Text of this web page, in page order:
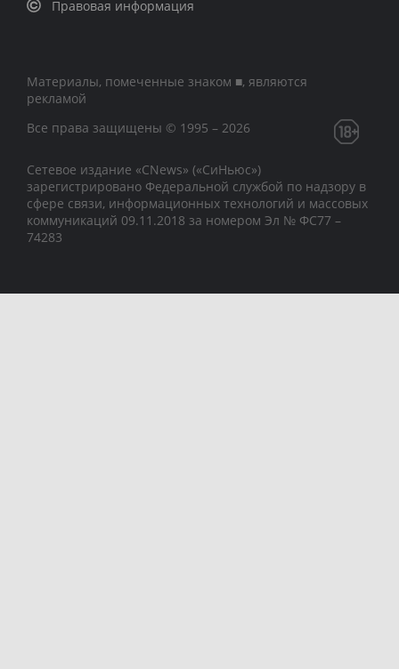
Правовая информация
Материалы, помеченные знаком ■, являются
рекламой
Все права защищены © 1995 – 2026
Сетевое издание «CNews» («СиНьюс»)
зарегистрировано Федеральной службой по надзору в
сфере связи, информационных технологий и массовых
коммуникаций 09.11.2018 за номером Эл № ФС77 –
74283